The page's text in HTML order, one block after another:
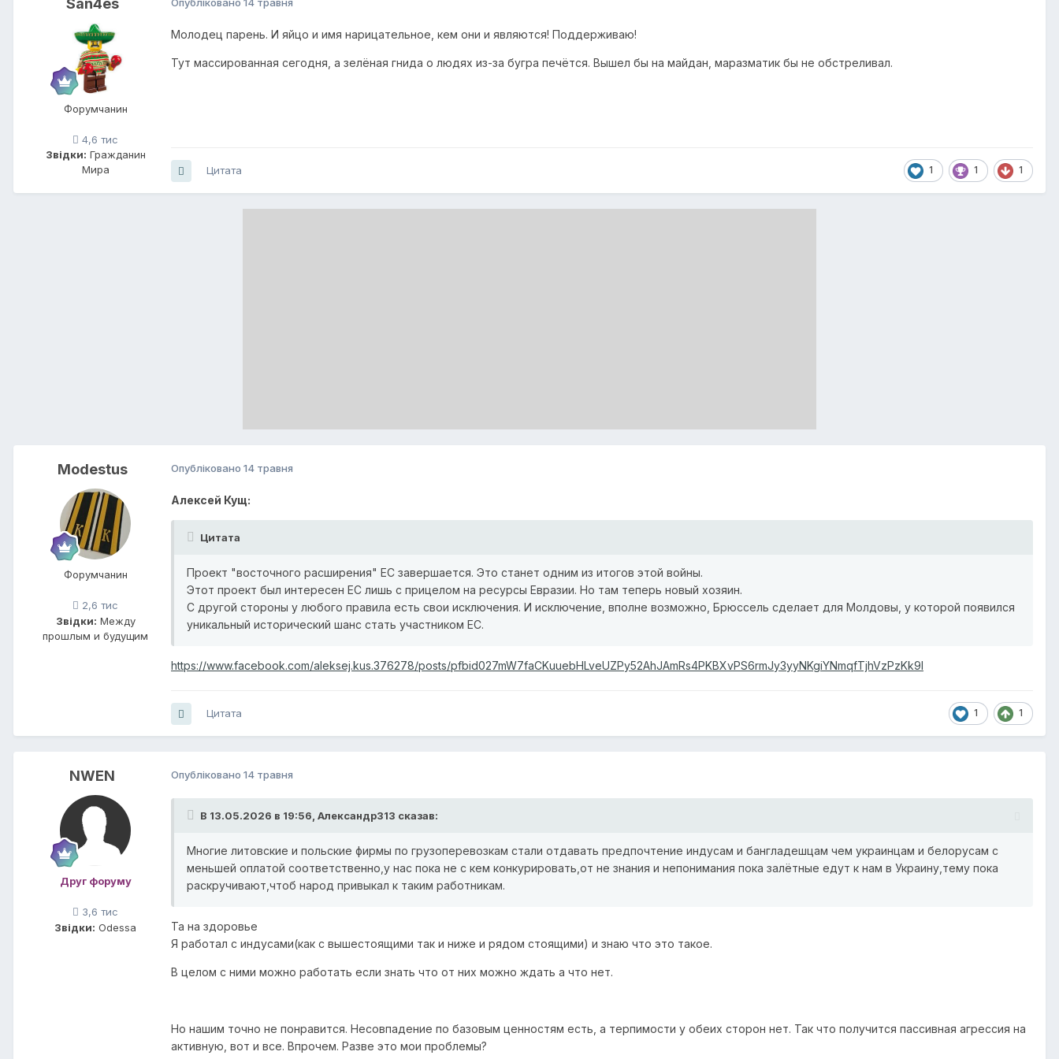
долгий эволюционный путь, который, к сожалению, будет неизбежно сопровождаться дальнейшей потерей демографического потенциала страны.
San4es
Форумчанин
4,6 тис
Звідки: Гражданин
Мира
Молодец парень. И яйцо и имя нарицательное, кем они и являются! Поддерживаю!
Тут массированная сегодня, а зелёная гнида о людях из-за бугра печётся. Вышел бы на майдан, маразматик бы не обстреливал.
1 1 1
Цитата
Modestus
Форумчанин
2,6 тис
Звідки: Между
прошлым и будущим
Опубліковано 14 травня
Алексей Кущ:
Цитата
Проект "восточного расширения" ЕС завершается. Это станет одним из итогов этой войны.
Этот проект был интересен ЕС лишь с прицелом на ресурсы Евразии. Но там теперь новый хозяин.
С другой стороны у любого правила есть свои исключения. И исключение, вполне возможно, Брюссель сделает для Молдовы, у которой появился
уникальный исторический шанс стать участником ЕС.
https://www.facebook.com/aleksej.kus.376278/posts/pfbid027mW7faCKuuebHLveUZPy52AhJAmRs4PKBXvPS6rmJy3yyNKgiYNmqfTjhVzPzKk9l
1 1
Цитата
NWEN
Друг форуму
3,6 тис
Звідки: Odessa
Опубліковано 14 травня
В 13.05.2026 в 19:56, Александр313 сказав:
Многие литовские и польские фирмы по грузоперевозкам стали отдавать предпочтение индусам и бангладешцам чем украинцам и белорусам с
меньшей оплатой соответственно,у нас пока не с кем конкурировать,от не знания и непонимания пока залётные едут к нам в Украину,тему пока
раскручивают,чтоб народ привыкал к таким работникам.
Та на здоровье
Я работал с индусами(как с вышестоящими так и ниже и рядом стоящими) и знаю что это такое.
В целом с ними можно работать если знать что от них можно ждать а что нет.
Но нашим точно не понравится. Несовпадение по базовым ценностям есть, а терпимости у обеих сторон нет. Так что получится пассивная агрессия на
активную, вот и все. Впрочем. Разве это мои проблемы?